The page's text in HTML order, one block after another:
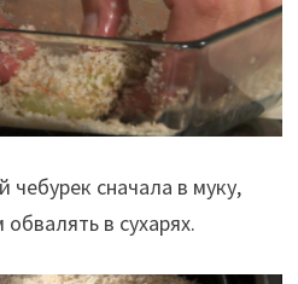
чебурек сначала в муку,
в сухарях.